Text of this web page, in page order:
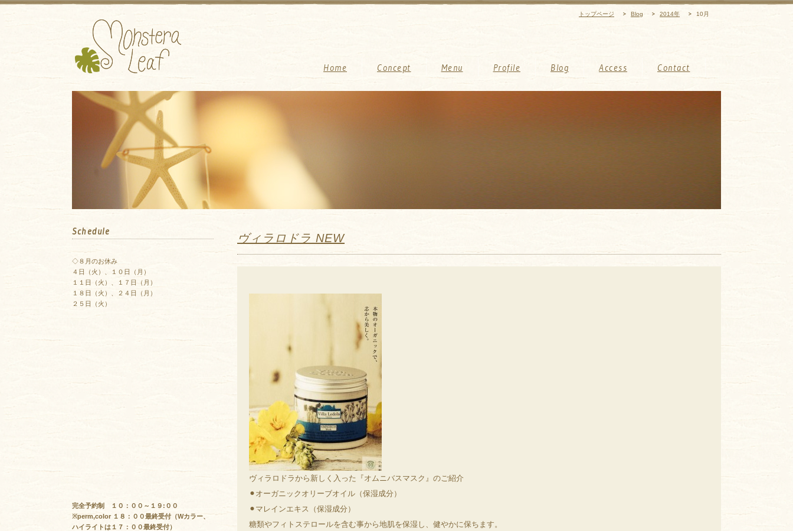
Home Concept Menu Profile Blog Access Contact
トップページ Blog 2014年 10月
Schedule
◇８月のお休み
４日（火）、１０日（月）
１１日（火）、１７日（月）
１８日（火）、２４日（月）
２５日（火）
完全予約制 １０：００～１９:００
※perm,color １８：００最終受付（Wカラー、
ハイライトは１７：００最終受付）
ヴィラロドラ NEW
ヴィラロドラから新しく入った『オムニバスマスク』のご紹介
⚫︎オーガニックオリーブオイル（保湿成分）
⚫︎マレインエキス（保湿成分）
糖類やフィトステロールを含む事から地肌を保湿し、健やかに保ちます。